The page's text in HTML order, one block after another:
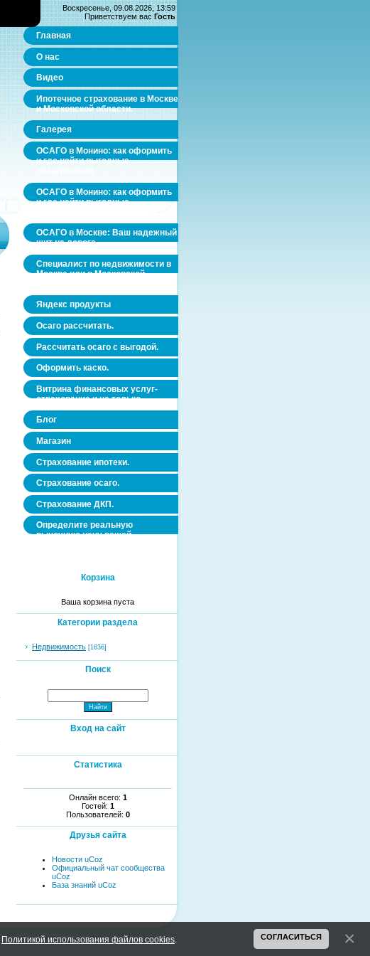
Воскресенье, 09.08.2026, 13:59
Приветствуем вас Гость
Главная
О нас
Видео
Ипотечное страхование в Москве
и Московской области.
Галерея
ОСАГО в Монино: как оформить
и где найти выгодные
ОСАГО в Монино: как оформить
и где найти выгодные
ОСАГО в Москве: Ваш надежный
щит на дороге
Специалист по недвижимости в
Москве или в Московской
Яндекс продукты
Осаго рассчитать.
Рассчитать осаго с выгодой.
Оформить каско.
Витрина финансовых услуг-
страхование и не только.
Блог
Магазин
Страхование ипотеки.
Страхование осаго.
Страхование ДКП.
Определите реальную
рыночную цену вашей
Корзина
Ваша корзина пуста
Категории раздела
Недвижимость [1636]
Поиск
Вход на сайт
Статистика
Онлайн всего: 1
Гостей: 1
Пользователей: 0
Друзья сайта
Новости uCoz
Официальный чат сообщества
uCoz
База знаний uCoz
Политикой использования файлов cookies СОГЛАСИТЬСЯ